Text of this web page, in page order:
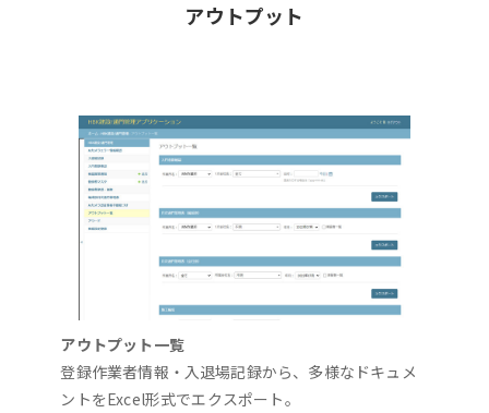
アウトプット
アウトプット一覧
登録作業者情報・入退場記録から、多様なドキュメ
ントをExcel形式でエクスポート。